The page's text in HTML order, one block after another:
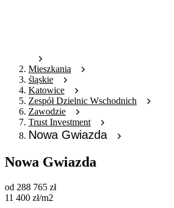
Mieszkania
śląskie
Katowice
Zespół Dzielnic Wschodnich
Zawodzie
Trust Investment
Nowa Gwiazda
Nowa Gwiazda
od 288 765 zł
11 400 zł/m2